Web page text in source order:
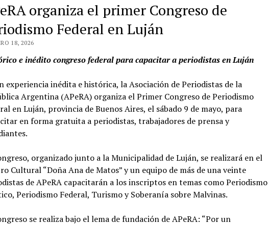
organiza el primer Congreso de
Federal en Luján
18, 2026
e inédito congreso federal para capacitar a periodistas en Luján
experiencia inédita e histórica, la Asociación de Periodistas de la
Argentina (APeRA) organiza el Primer Congreso de Periodismo
en Luján, provincia de Buenos Aires, el sábado 9 de mayo, para
en forma gratuita a periodistas, trabajadores de prensa y
organizado junto a la Municipalidad de Luján, se realizará en el
Cultural “Doña Ana de Matos” y un equipo de más de una veinte
de APeRA capacitarán a los inscriptos en temas como Periodismo
Periodismo Federal, Turismo y Soberanía sobre Malvinas.
se realiza bajo el lema de fundación de APeRA: “Por un